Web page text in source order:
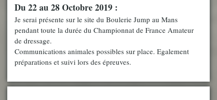
Du 22 au 28 Octobre 2019 :
Je serai présente sur le site du Boulerie Jump au Mans
pendant toute la durée du Championnat de France Amateur
de dressage.
Communications animales possibles sur place. Egalement
préparations et suivi lors des épreuves.